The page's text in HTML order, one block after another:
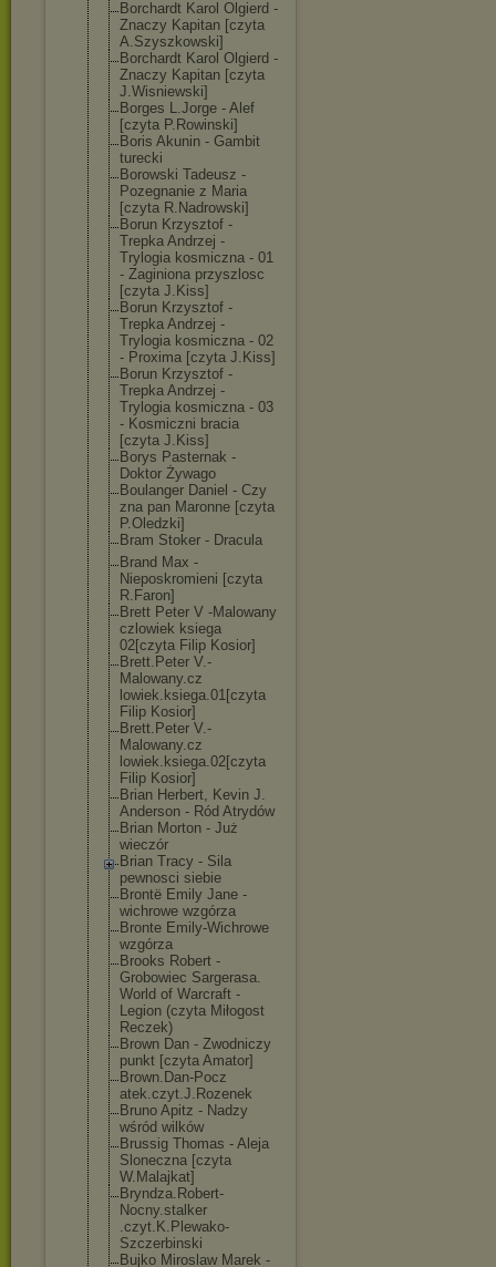
Borchardt Karol Olgierd -
Znaczy Kapitan [czyta
A.Szyszkowski]
Borchardt Karol Olgierd -
Znaczy Kapitan [czyta
J.Wisniewski]
Borges L.Jorge - Alef
[czyta P.Rowinski]
Boris Akunin - Gambit
turecki
Borowski Tadeusz -
Pozegnanie z Maria
[czyta R.Nadrowski]
Borun Krzysztof -
Trepka Andrzej -
Trylogia kosmiczna - 01
- Zaginiona przyszlosc
[czyta J.Kiss]
Borun Krzysztof -
Trepka Andrzej -
Trylogia kosmiczna - 02
- Proxima [czyta J.Kiss]
Borun Krzysztof -
Trepka Andrzej -
Trylogia kosmiczna - 03
- Kosmiczni bracia
[czyta J.Kiss]
Borys Pasternak -
Doktor Żywago
Boulanger Daniel - Czy
zna pan Maronne [czyta
P.Oledzki]
Bram Stoker - Dracula
Brand Max -
Nieposkromieni [czyta
R.Faron]
Brett Peter V -Malowany
czlowiek ksiega
02[czyta Filip Kosior]
Brett.Peter V.-
Malowany.cz
lowiek.ksiega.01[czyta
Filip Kosior]
Brett.Peter V.-
Malowany.cz
lowiek.ksiega.02[czyta
Filip Kosior]
Brian Herbert, Kevin J.
Anderson - Ród Atrydów
Brian Morton - Już
wieczór
Brian Tracy - Sila
pewnosci siebie
Brontë Emily Jane -
wichrowe wzgórza
Bronte Emily-Wichrowe
wzgórza
Brooks Robert -
Grobowiec Sargerasa.
World of Warcraft -
Legion (czyta Miłogost
Reczek)
Brown Dan - Zwodniczy
punkt [czyta Amator]
Brown.Dan-Pocz
atek.czyt.J.Rozenek
Bruno Apitz - Nadzy
wśród wilków
Brussig Thomas - Aleja
Sloneczna [czyta
W.Malajkat]
Bryndza.Robert-
Nocny.stalker
.czyt.K.Plewako-
Szczerbinski
Bujko Miroslaw Marek -